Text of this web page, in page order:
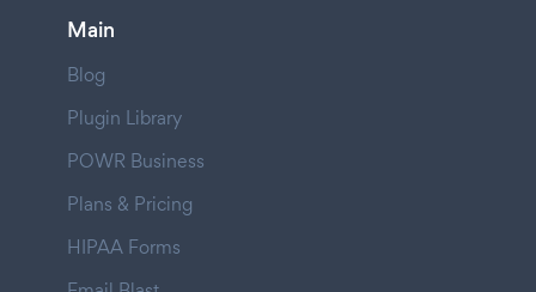
Main
Blog
Plugin Library
POWR Business
Plans & Pricing
HIPAA Forms